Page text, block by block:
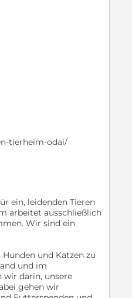
tierheim-odai/
ein, leidenden Tieren
arbeitet ausschließlich
Wir sind ein
und Katzen zu
und im
wir darin, unsere
gehen wir